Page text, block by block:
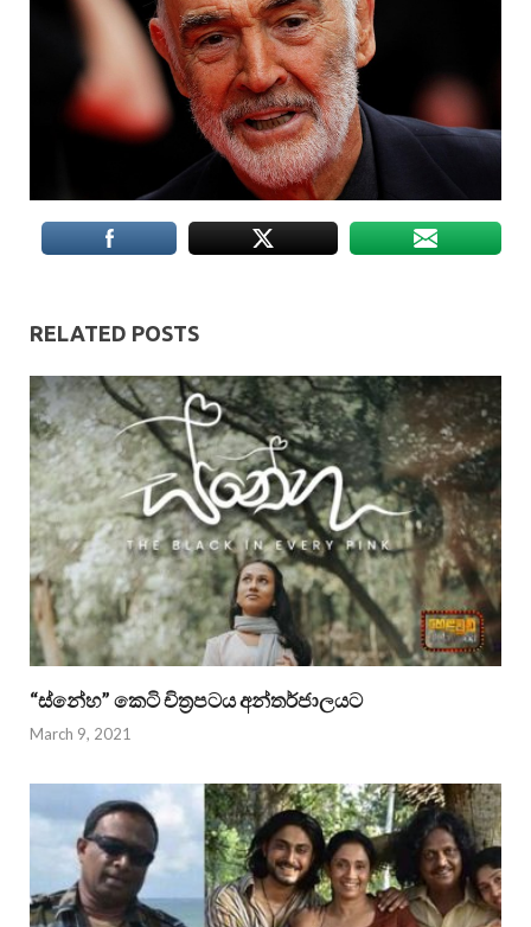
RELATED POSTS
“ස්නේහ” කෙටි චිත්‍රපටය අන්තර්ජාලයට
March 9, 2021